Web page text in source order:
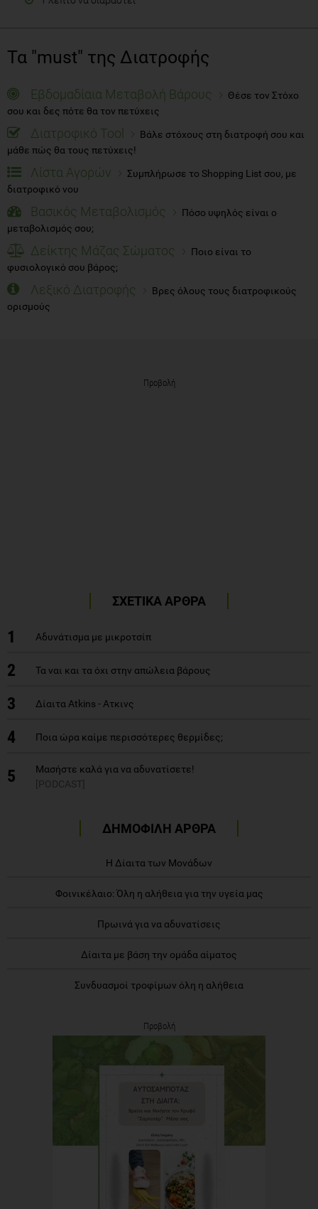
Τα "must" της Διατροφής
Εβδομαδίαια Μεταβολή Βάρους
Θέσε τον Στόχο
σου και δες πότε θα τον πετύχεις
Διατροφικό Tool
Βάλε στόχους στη διατροφή σου και
μάθε πώς θα τους πετύχεις!
Λίστα Αγορών
Συμπλήρωσε το Shopping List σου, με
διατροφικό νου
Βασικός Μεταβολισμός
Πόσο υψηλός είναι ο
μεταβολισμός σου;
Δείκτης Μάζας Σώματος
Ποιο είναι το
φυσιολογικό σου βάρος;
Λεξικό Διατροφής
Βρες όλους τους διατροφικούς
ορισμούς
Προβολή
ΣΧΕΤΙΚΑ ΑΡΘΡΑ
1 Αδυνάτισμα με μικροτσίπ
2 Τα ναι και τα όχι στην απώλεια βάρους
3 Δίαιτα Atkins - Ατκινς
4 Ποια ώρα καίμε περισσότερες θερμίδες;
5
Μασήστε καλά για να αδυνατίσετε!
[PODCAST]
ΔΗΜΟΦΙΛΗ ΑΡΘΡΑ
Η Δίαιτα των Μονάδων
Φοινικέλαιο: Όλη η αλήθεια για την υγεία μας
Πρωινά για να αδυνατίσεις
Δίαιτα με βάση την ομάδα αίματος
Συνδυασμοί τροφίμων όλη η αλήθεια
Προβολή